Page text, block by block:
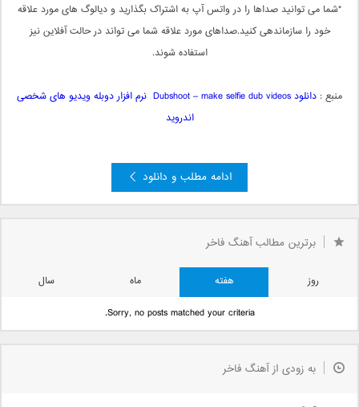
*شما می توانید صداها را در واتس آپ به اشتراک بگذارید و دیالوگ های مورد علاقه
خود را سازماندهی کنید.صداهای مورد علاقه شما می تواند در حالت آفلاین نیز
استفاده شوند.
منبع :
دانلود Dubshoot – make selfie dub videos نرم افزار دوبله ویدیو های شخصی
اندروید
ادامه مطلب و دانلود
برترین مطالب آهنگ فاخر
روز هفته ماه
سال
Sorry, no posts matched your criteria.
به زودی از آهنگ فاخر